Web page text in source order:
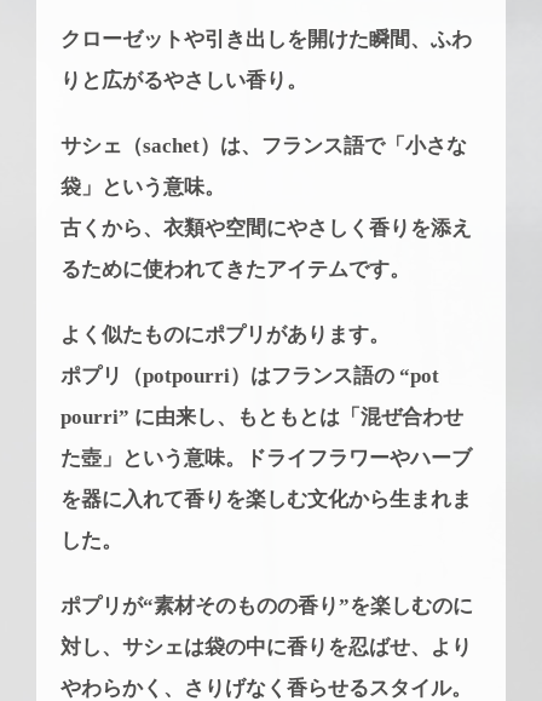
クローゼットや引き出しを開けた瞬間、ふわ
りと広がるやさしい香り。
サシェ（sachet）は、フランス語で「小さな
袋」という意味。
古くから、衣類や空間にやさしく香りを添え
るために使われてきたアイテムです。
よく似たものにポプリがあります。
ポプリ（potpourri）はフランス語の “pot
pourri” に由来し、
もともとは「混ぜ合わせ
た壺」という意味。ドライフラワーやハーブ
を器に入れて香りを楽しむ文化から生まれま
した。
ポプリが“素材そのものの香り”を楽しむのに
対し、サシェは袋の中に香りを忍ばせ、より
やわらかく、さりげなく香らせるスタイル。